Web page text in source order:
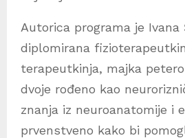
Autorica programa je Ivana
diplomirana
terapeutkinja, majka
dvoje rođeno kao
znanja iz neuroanatomije i
prvenstveno kako bi